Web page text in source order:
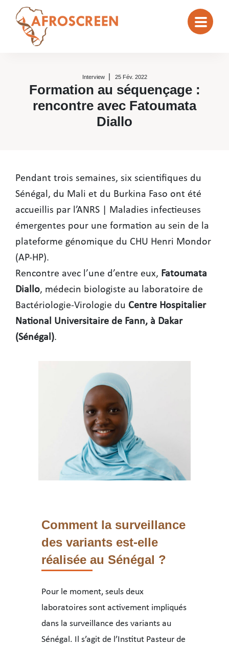
Interview 25 Fév. 2022
Formation au séquençage :
rencontre avec Fatoumata
Diallo
Pendant trois semaines, six scientifiques du
Sénégal, du Mali et du Burkina Faso ont été
accueillis par l’ANRS | Maladies infectieuses
émergentes pour une formation au sein de la
plateforme génomique du CHU Henri Mondor
(AP-HP).
Rencontre avec l’une d’entre eux, Fatoumata
Diallo, médecin biologiste au laboratoire de
Bactériologie-Virologie du Centre Hospitalier
National Universitaire de Fann, à Dakar
(Sénégal).
Comment la surveillance
des variants est-elle
réalisée au Sénégal ?
Pour le moment, seuls deux
laboratoires sont activement impliqués
dans la surveillance des variants au
Sénégal. Il s’agit de l’Institut Pasteur de